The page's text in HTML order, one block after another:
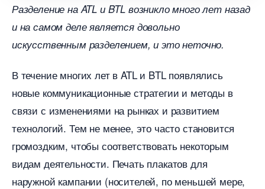
Разделение на ATL и BTL возникло много лет назад
и на самом деле является довольно
искусственным разделением, и это неточно.
течение многих лет в ATL и BTL появлялись
новые коммуникационные стратегии и методы
связи с изменениями на рынках и развитием
технологий. Тем не менее, это часто становится
ромоздким, чтобы соответствовать некоторым
идам деятельности. Печать плакатов для
наружной кампании (носителей, по меньшей мере,